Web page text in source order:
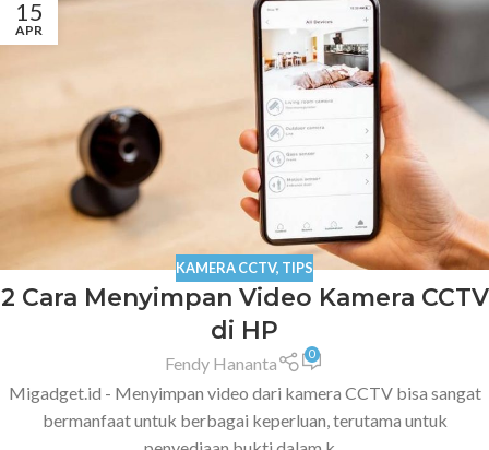
15
APR
KAMERA CCTV, TIPS
2 Cara Menyimpan Video Kamera CCTV
di HP
Fendy Hananta 0
Migadget.id - Menyimpan video dari kamera CCTV bisa sangat
bermanfaat untuk berbagai keperluan, terutama untuk